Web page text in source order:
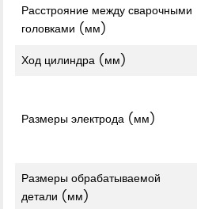
Расстрояние между сварочными
головками (мм)
Ход цилиндра (мм)
Размеры электрода (мм)
Размеры обрабатываемой
детали (мм)